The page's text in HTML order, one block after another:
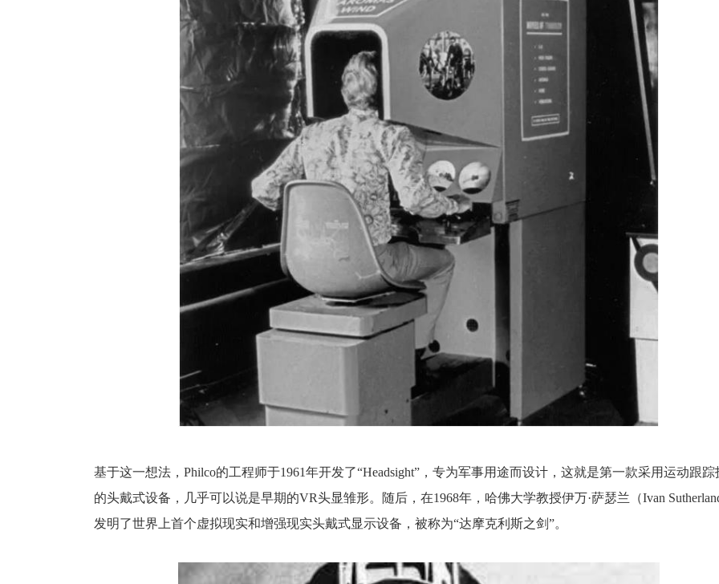
基于这一想法，Philco的工程师于1961年开发了“Headsight”，专为军事用途而设计，这就是第一款采用运动跟踪
的头戴式设备，几乎可以说是早期的VR头显雏形。随后，在1968年，哈佛大学教授伊万·萨瑟兰（Ivan Sutherland
发明了世界上首个虚拟现实和增强现实头戴式显示设备，被称为“达摩克利斯之剑”。